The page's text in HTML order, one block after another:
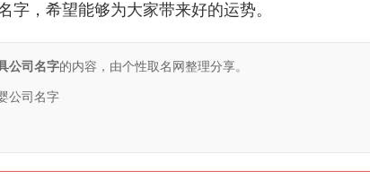
字，希望能够为大家带来好的运势。
公司名字的内容，由个性取名网整理分享。
公司名字